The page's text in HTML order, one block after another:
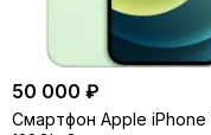
50 000 ₽
Смартфон Apple iPhone